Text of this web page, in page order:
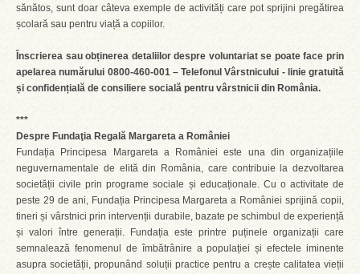
sănătos, sunt doar câteva exemple de activități care pot sprijini pregătirea
școlară sau pentru viață a copiilor.
Înscrierea sau obținerea detaliilor despre voluntariat se poate face prin
apelarea numărului 0800-460-001 – Telefonul Vârstnicului - linie gratuită
și confidențială de consiliere socială pentru vârstnicii din România.
***
Despre Fundaţia Regală Margareta a României
Fundația Principesa Margareta a României este una din organizațiile
neguvernamentale de elită din România, care contribuie la dezvoltarea
societății civile prin programe sociale și educaționale. Cu o activitate de
peste 29 de ani, Fundația Principesa Margareta a României sprijină copii,
tineri și vârstnici prin intervenții durabile, bazate pe schimbul de experiență
și valori între generații. Fundația este printre puținele organizații care
semnalează fenomenul de îmbătrânire a populației și efectele iminente
asupra societății, propunând soluții practice pentru a crește calitatea vieții